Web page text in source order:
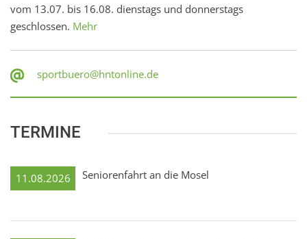
vom 13.07. bis 16.08. dienstags und donnerstags
geschlossen. Mehr
sportbuero@hntonline.de
TERMINE
11.08.2026 Seniorenfahrt an die Mosel